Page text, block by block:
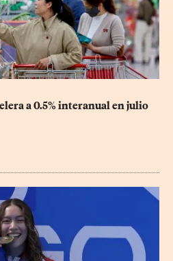
a 0.5% interanual en julio